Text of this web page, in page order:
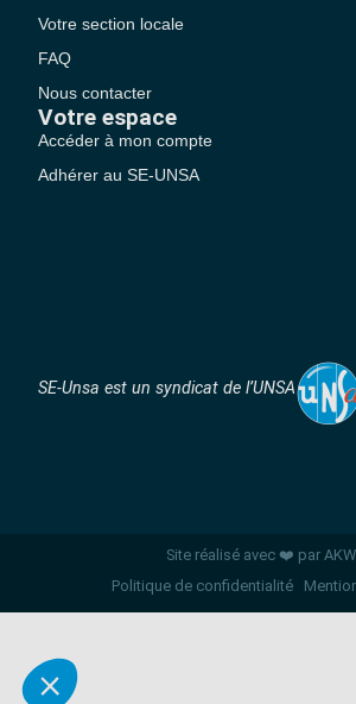
Votre section locale
FAQ
Nous contacter
Votre espace
Accéder à mon compte
Adhérer au SE-UNSA
SE-Unsa est un syndicat de l’UNSA
Site réalisé avec ❤️ par
Politique de confidentialité